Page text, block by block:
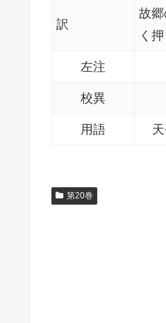
訳
故
く
左注
校異
用語
第20巻